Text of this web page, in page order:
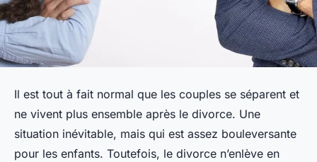
Il est tout à fait normal que les couples se séparent et
ne vivent plus ensemble après le divorce. Une
situation inévitable, mais qui est assez bouleversante
pour les enfants. Toutefois, le divorce n’enlève en